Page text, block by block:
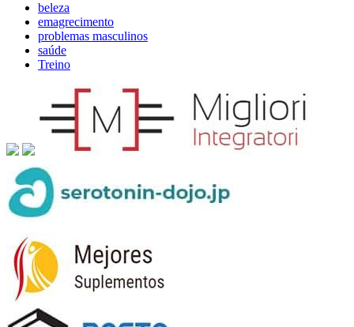
beleza
emagrecimento
problemas masculinos
saúde
Treino